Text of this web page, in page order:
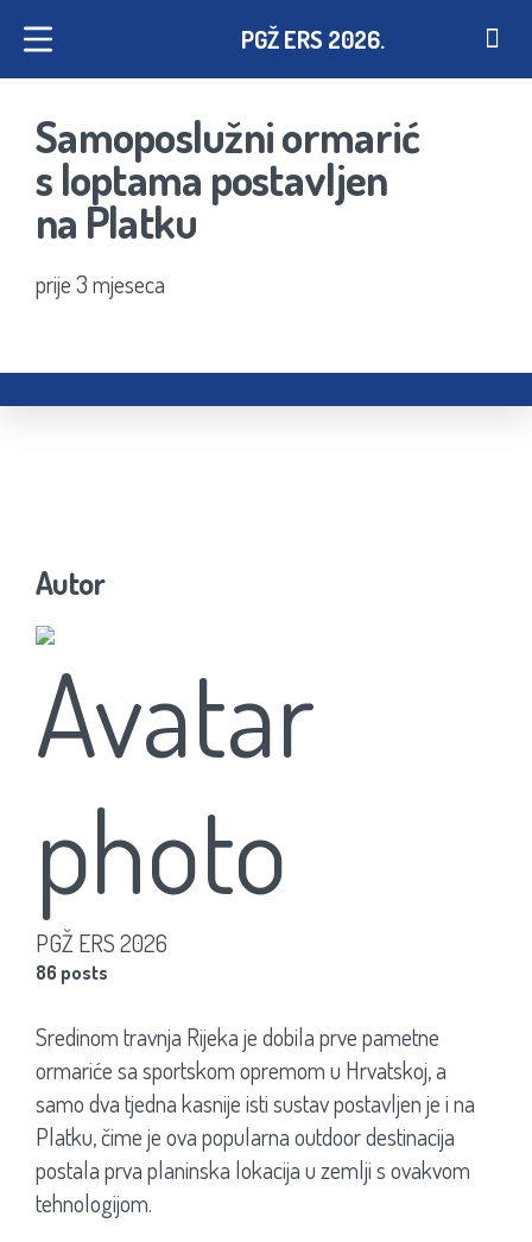
PGŽ ERS 2026.
Samoposlužni ormarić
s loptama postavljen
na Platku
prije 3 mjeseca
Autor
PGŽ ERS 2026
86 posts
Sredinom travnja Rijeka je dobila prve pametne
ormariće sa sportskom opremom u Hrvatskoj, a
samo dva tjedna kasnije isti sustav postavljen je i na
Platku, čime je ova popularna outdoor destinacija
postala prva planinska lokacija u zemlji s ovakvom
tehnologijom.